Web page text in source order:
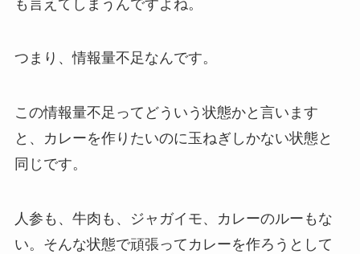
も言えてしまうんですよね。
つまり、情報量不足なんです。
この情報量不足ってどういう状態かと言います
と、カレーを作りたいのに玉ねぎしかない状態と
同じです。
人参も、牛肉も、ジャガイモ、カレーのルーもな
い。そんな状態で頑張ってカレーを作ろうとして